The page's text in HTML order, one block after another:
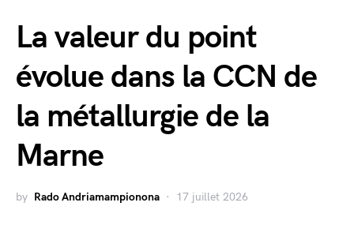
La valeur du point
évolue dans la CCN de
la métallurgie de la
Marne
by Rado Andriamampionona 17 juillet 2026